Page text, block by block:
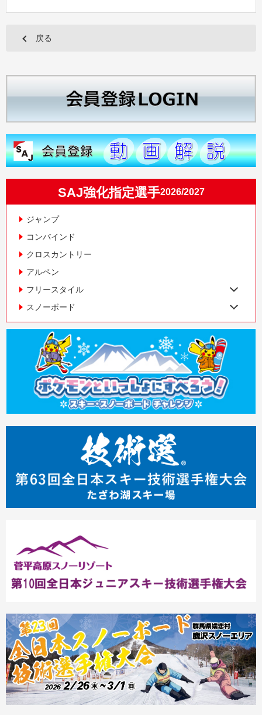
戻る
SAJ強化指定選手2026/2027
ジャンプ
コンバインド
クロスカントリー
アルペン
フリースタイル
スノーボード